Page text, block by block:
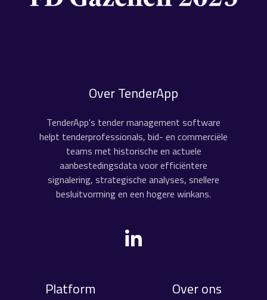
Over TenderApp
TenderApp's tender management software
helpt tenderprofessionals, bid- en commerciële
teams met historische en actuele
aanbestedingsdata voor efficiëntere
signalering, strategische analyses, snellere
besluitvorming en een hogere winkans.
Platform Over ons